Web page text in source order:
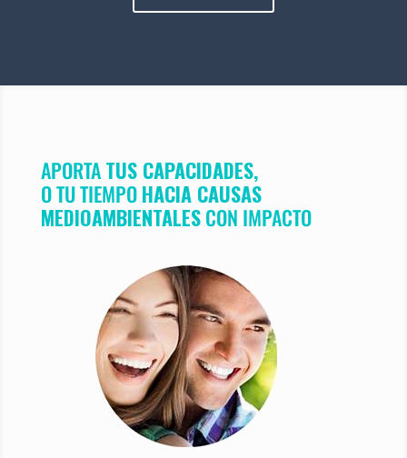
APORTATUS CAPACIDADES,
O TU TIEMPOHACIA CAUSAS
MEDIOAMBIENTALESCON IMPACTO